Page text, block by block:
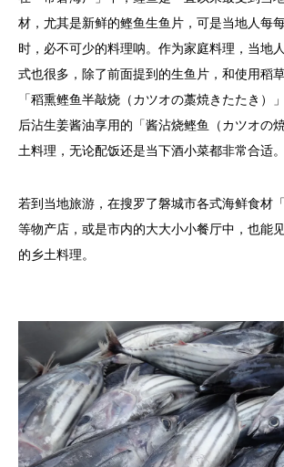
材，尤其是新鲜的鲣鱼生鱼片，可是当地人每
时，必不可少的料理呐。作为家庭料理，当地
式也很多，除了前面提到的生鱼片，和使用稻
「稻熏鲣鱼半敲烧（カツオの藁焼きたたき）
后沾生姜酱油享用的「酱沾烧鲣鱼（カツオの
土料理，无论配饭还是当下酒小菜都非常合适。
若到当地旅游，在搜罗了磐城市各式海鲜食材
等物产店，或是市内的大大小小餐厅中，也能
的乡土料理。